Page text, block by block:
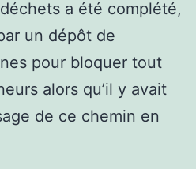
a été complété,
un dépôt de
pour bloquer tout
alors qu’il y avait
de ce chemin en